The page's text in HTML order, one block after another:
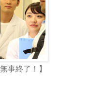
事終了！】